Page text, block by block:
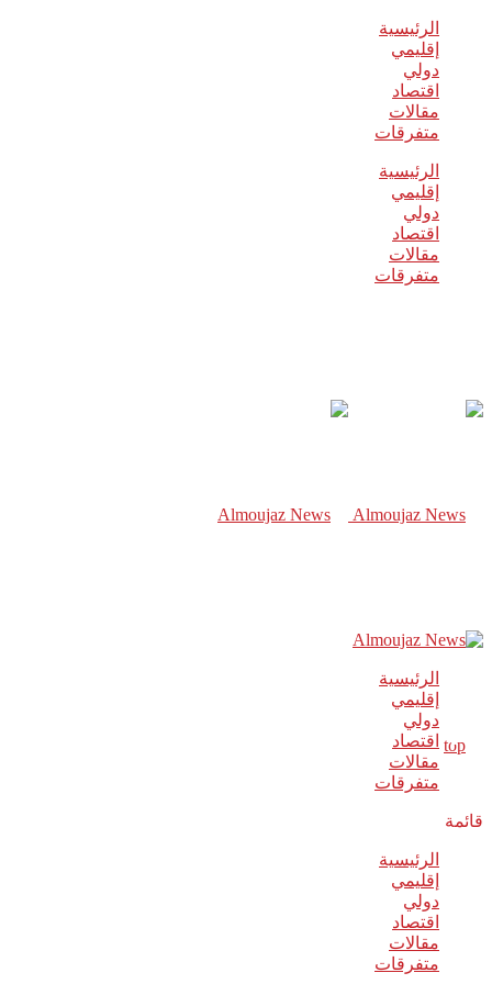
الرئيسية
إقليمي
دولي
اقتصاد
مقالات
متفرقات
الرئيسية
إقليمي
دولي
اقتصاد
مقالات
متفرقات
الرئيسية
إقليمي
دولي
اقتصاد
مقالات
متفرقات
قائمة
الرئيسية
إقليمي
دولي
اقتصاد
مقالات
متفرقات